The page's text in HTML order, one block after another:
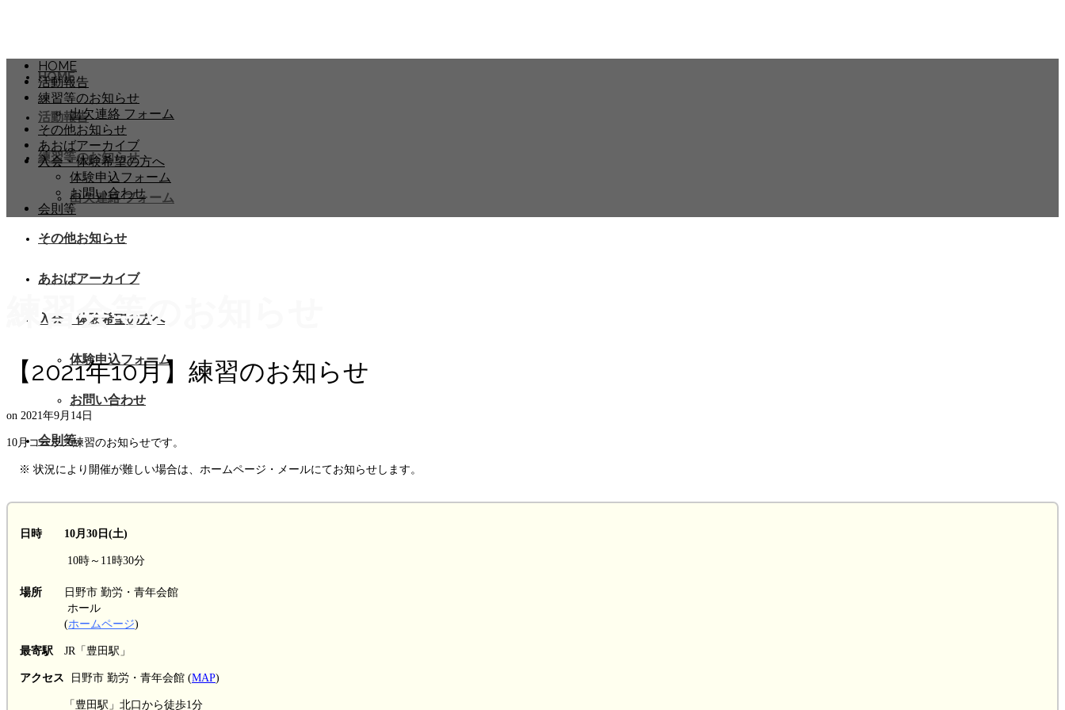
HOME
活動報告
練習等のお知らせ
出欠連絡 フォーム
その他お知らせ
あおばアーカイブ
入会・体験希望の方へ
体験申込フォーム
お問い合わせ
会則等
HOME
活動報告
練習等のお知らせ
出欠連絡 フォーム
その他お知らせ
あおばアーカイブ
入会・体験希望の方へ
体験申込フォーム
お問い合わせ
会則等
練習会等のお知らせ
【2021年10月】練習のお知らせ
on 2021年9月14日
10月コーラス練習のお知らせです。
※ 状況により開催が難しい場合は、ホームページ・メールにてお知らせします。
日時 10月30日(土)
10時～11時30分
場所 日野市 勤労・青年会館
ホール
(ホームページ)
最寄駅 JR「豊田駅」
アクセス 日野市 勤労・青年会館 (MAP)
「豊田駅」北口から徒歩1分